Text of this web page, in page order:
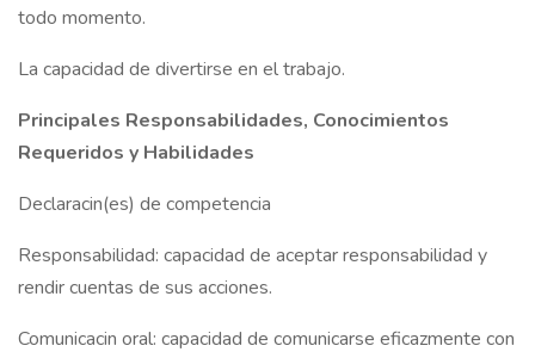
todo momento.
La capacidad de divertirse en el trabajo.
Principales Responsabilidades, Conocimientos
Requeridos y Habilidades
Declaracin(es) de competencia
Responsabilidad: capacidad de aceptar responsabilidad y
rendir cuentas de sus acciones.
Comunicacin oral: capacidad de comunicarse eficazmente con